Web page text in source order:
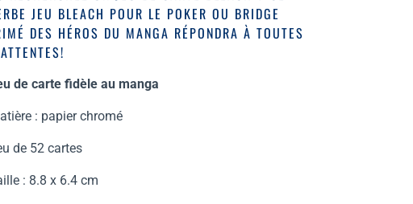
JEU BLEACH POUR LE POKER OU BRIDGE
DES HÉROS DU MANGA RÉPONDRA À TOUTES
de carte fidèle au manga
: papier chromé
de 52 cartes
: 8.8 x 6.4 cm